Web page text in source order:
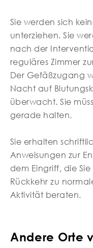
Sie werden sich
unterziehen. Sie
nach der
reguläres Zimmer
Der Gefäßzugang
Nacht auf
überwacht. Sie
gerade halten.
Sie erhalten
Anweisungen zur
dem Eingriff, die
Rückkehr zu
Aktivität beraten.
Andere Orte